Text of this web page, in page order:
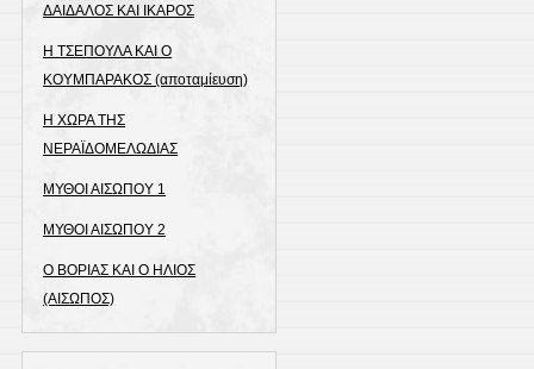
ΔΑΙΔΑΛΟΣ ΚΑΙ ΙΚΑΡΟΣ
Η ΤΣΕΠΟΥΛΑ ΚΑΙ Ο
ΚΟΥΜΠΑΡΑΚΟΣ (αποταμίευση)
Η ΧΩΡΑ ΤΗΣ
ΝΕΡΑΪΔΟΜΕΛΩΔΙΑΣ
ΜΥΘΟΙ ΑΙΣΩΠΟΥ 1
ΜΥΘΟΙ ΑΙΣΩΠΟΥ 2
Ο ΒΟΡΙΑΣ ΚΑΙ Ο ΗΛΙΟΣ
(ΑΙΣΩΠΟΣ)